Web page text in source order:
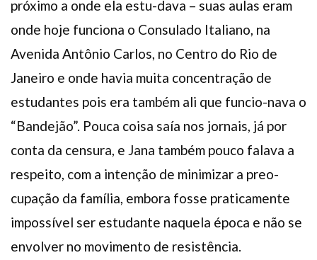
próximo a onde ela estu-dava – suas aulas eram
onde hoje funciona o Consulado Italiano, na
Avenida Antônio Carlos, no Centro do Rio de
Janeiro e onde havia muita concentração de
estudantes pois era também ali que funcio-nava o
“Bandejão”. Pouca coisa saía nos jornais, já por
conta da censura, e Jana também pouco falava a
respeito, com a intenção de minimizar a preo-
cupação da família, embora fosse praticamente
impossível ser estudante naquela época e não se
envolver no movimento de resistência.